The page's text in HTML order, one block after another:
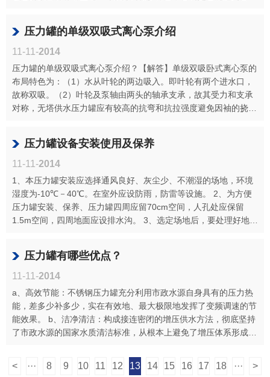
压力罐的单级双吸式离心泵介绍
11-11-2014
压力罐的单级双吸式离心泵介绍？【解答】单级双吸卧式离心泵的
布局特色为：（1）水从叶轮的两边吸入。即叶轮有两个进水口，
故称双吸。（2）叶轮及泵轴由两头的轴承支承，故其受力和支承
对称，无塔供水压力罐应有较高的抗弯和抗拉强度避免因袖的挠度
压力罐设备安装使用及保养
11-11-2014
1、本压力罐安装应选择通风良好、灰尘少、不潮湿的场地，环境
湿度为-10℃－40℃。在室外应设防雨，防雷等设施。 2、为方便
压力罐安装、保养、压力罐四周应留70cm空间，人孔处应保留
1.5m空间，四周地面应设排水沟。 3、选定场地后，要处理好地
压力罐有哪些优点？
11-11-2014
a、高效节能：不锈钢压力罐充分利用市政水源自身具有的压力热
能，差多少补多少，实在有效地、最大极限地发挥了变频调速的节
能效果。 b、洁净清洁：构成接连密闭的增压供水方法，彻底坚持
了市政水源的国家水质清洁标准，从根本上避免了增压体系形成的
< ··· 8 9 10 11 12 13 14 15 16 17 18 ··· >